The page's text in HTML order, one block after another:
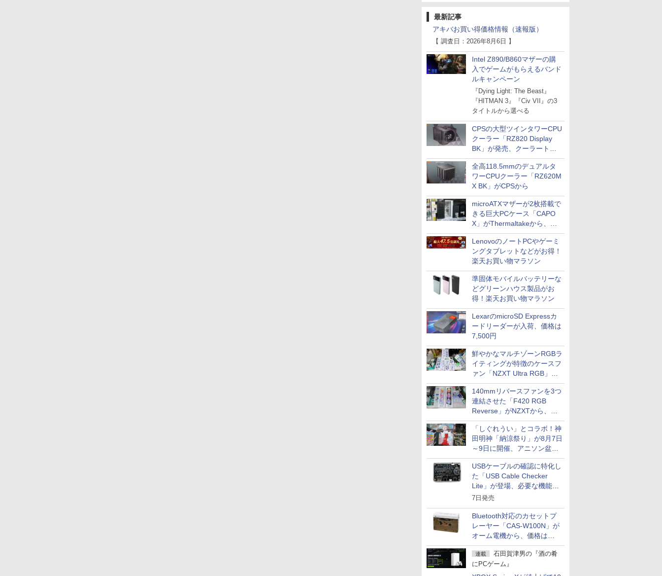
最新記事
アキバお買い得価格情報（速報版）
【 調査日：2026年8月6日 】
Intel Z890/B860マザーの購
入でゲームがもらえるバンド
ルキャンペーン
『Dying Light: The Beast』
『HITMAN 3』『Civ VII』の3
タイトルから選べる
CPSの大型ツインタワーCPU
クーラー「RZ820 Display
BK」が発売、クーラートッ
プに5インチ液晶搭載
全高118.5mmのデュアルタ
ワーCPUクーラー「RZ620M
X BK」がCPSから
microATXマザーが2枚搭載で
きる巨大PCケース「CAPO
X」がThermaltakeから、カ
ラーは2色
LenovoのノートPCやゲーミ
ングタブレットなどがお得！
楽天お買い物マラソン
準固体モバイルバッテリーな
どグリーンハウス製品がお
得！楽天お買い物マラソン
LexarのmicroSD Expressカ
ードリーダーが入荷、価格は
7,500円
鮮やかなマルチゾーンRGBラ
イティングが特徴のケースフ
ァン「NZXT Ultra RGB」が
発売、計8製品
140mmリバースファンを3つ
連結させた「F420 RGB
Reverse」がNZXTから、単
一フレーム採用
「しぐれうい」とコラボ！神
田明神「納涼祭り」が8月7日
～9日に開催、アニソン盆踊
りや屋台グルメなどもあり
USBケーブルの確認に特化し
た「USB Cable Checker
Lite」が登場、必要な機能を
凝縮しコンパクトに
7日発売
Bluetooth対応のカセットプ
レーヤー「CAS-W100N」が
オーム電機から、価格は
5,940円
連載
石田賀津男の『酒の肴
にPCゲーム』